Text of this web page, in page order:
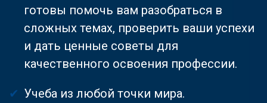
готовы помочь вам разобраться в
сложных темах, проверить ваши успехи
и дать ценные советы для
качественного освоения профессии.
Учеба из любой точки мира.